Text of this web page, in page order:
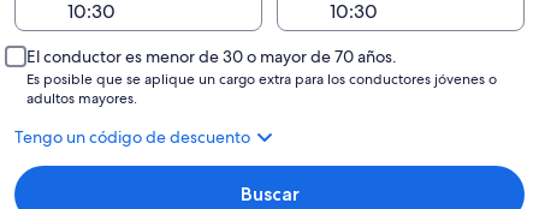
El conductor es menor de 30 o mayor de 70 años.
Es posible que se aplique un cargo extra para los conductores jóvenes o
adultos mayores.
Tengo un código de descuento
Buscar